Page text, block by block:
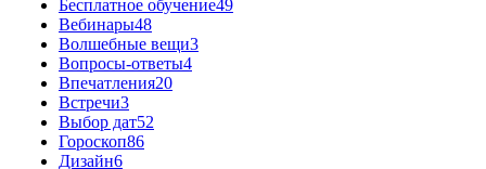
Бесплатное обучение49
Вебинары48
Волшебные вещи3
Вопросы-ответы4
Впечатления20
Встречи3
Выбор дат52
Гороскоп86
Дизайн6